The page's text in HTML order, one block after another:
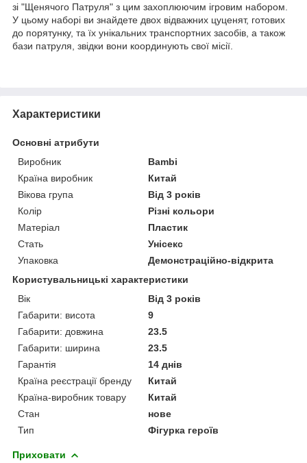
зі "Щенячого Патруля" з цим захоплюючим ігровим набором.
У цьому наборі ви знайдете двох відважних цуценят, готових
до порятунку, та їх унікальних транспортних засобів, а також
бази патруля, звідки вони координують свої місії.
Характеристики
Основні атрибути
Виробник
Bambi
Країна виробник
Китай
Вікова група
Від 3 років
Колір
Різні кольори
Матеріал
Пластик
Стать
Унісекс
Упаковка
Демонстраційно-відкрита
Користувальницькі характеристики
Вік
Від 3 років
Габарити: висота
9
Габарити: довжина
23.5
Габарити: ширина
23.5
Гарантія
14 днів
Країна реєстрації бренду
Китай
Країна-виробник товару
Китай
Стан
нове
Тип
Фігурка героїв
Приховати